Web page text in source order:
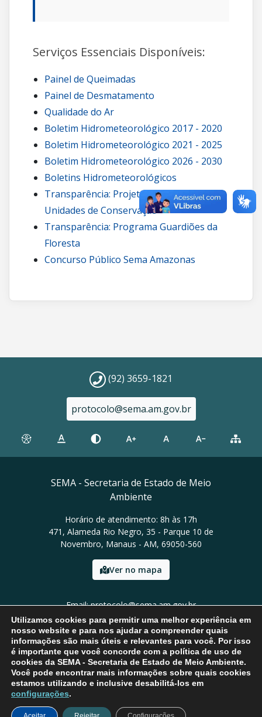
Serviços Essenciais Disponíveis:
Painel de Queimadas
Painel de Desmatamento
Qualidade do Ar
Boletim Hidrometeorológico 2017 - 2020
Boletim Hidrometeorológico 2021 - 2025
Boletim Hidrometeorológico 2026 - 2030
Boletins Hidrometeorológicos
Transparência: Projetos de carbono em
Unidades de Conservação
Transparência: Programa Guardiões da
Floresta
Concurso Público Sema Amazonas
(92) 3659-1821
protocolo@sema.am.gov.br
SEMA - Secretaria de Estado de Meio
Ambiente
Horário de atendimento: 8h às 17h
471, Alameda Rio Negro, 35 - Parque 10 de
Novembro, Manaus - AM, 69050-560
Ver no mapa
Email: protocolo@sema.am.gov.br
Tel: (92) 3659-1821
Utilizamos cookies para permitir uma melhor experiência em
nosso website e para nos ajudar a compreender quais
informações são mais úteis e relevantes para você. Por isso
é importante que você concorde com a política de uso de
cookies da SEMA - Secretaria de Estado de Meio Ambiente.
Você pode encontrar mais informações sobre quais cookies
estamos utilizando e inclusive desabilitá-los em
configurações.